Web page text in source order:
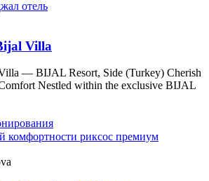
Villa
— BIJAL Resort, Side (Turkey) Cherish
Nestled within the exclusive BIJAL